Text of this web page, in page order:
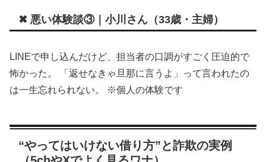
✖ 悪い体験談③｜小川さん（33歳・主婦）
LINEで申し込んだけど、担当者の口調がすごく圧迫的で
怖かった。 「返せなきゃ旦那に言うよ」って言われたの
は一生忘れられない。 ※個人の体験です
“やってはいけない借り方”と詐欺の実例